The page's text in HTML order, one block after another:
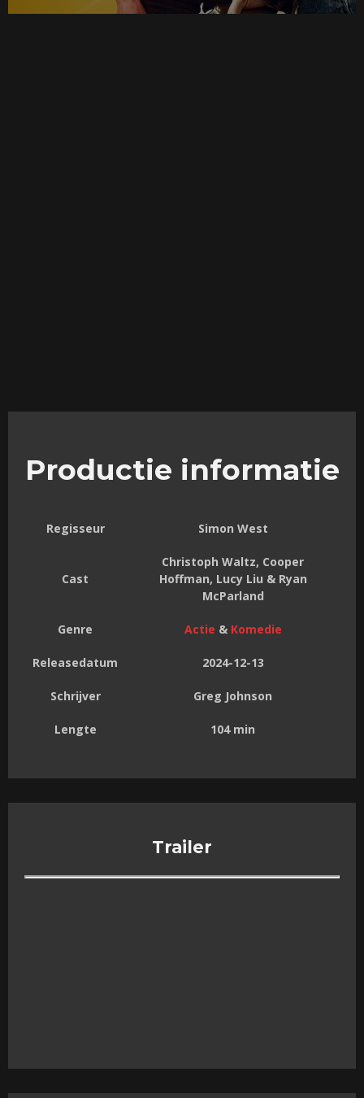
Productie informatie
Regisseur Simon West
Cast
Christoph Waltz, Cooper
Hoffman, Lucy Liu & Ryan
McParland
Genre Actie & Komedie
Releasedatum 2024-12-13
Schrijver Greg Johnson
Lengte 104 min
Trailer